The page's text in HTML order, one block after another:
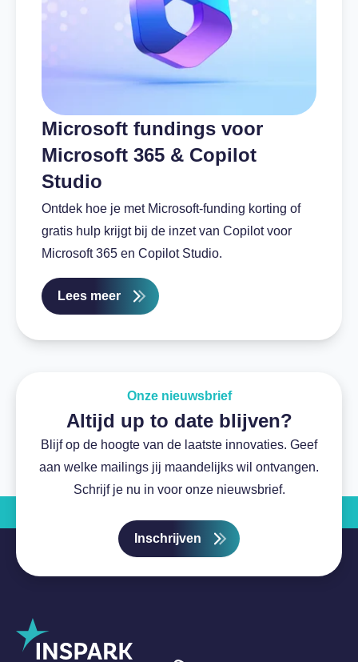
Microsoft fundings voor
Microsoft 365 & Copilot
Studio
Ontdek hoe je met Microsoft-funding korting of
gratis hulp krijgt bij de inzet van Copilot voor
Microsoft 365 en Copilot Studio.
Lees meer
Onze nieuwsbrief
Altijd up to date blijven?
Blijf op de hoogte van de laatste innovaties. Geef
aan welke mailings jij maandelijks wil ontvangen.
Schrijf je nu in voor onze nieuwsbrief.
Inschrijven